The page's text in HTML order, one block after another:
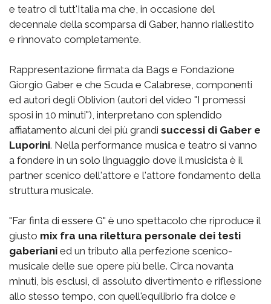
e teatro di tutt'Italia ma che, in occasione del
decennale della scomparsa di Gaber, hanno riallestito
e rinnovato completamente.
Rappresentazione firmata da Bags e Fondazione
Giorgio Gaber e che Scuda e Calabrese, componenti
ed autori degli Oblivion (autori del video "I promessi
sposi in 10 minuti"), interpretano con splendido
affiatamento alcuni dei più grandi successi di Gaber e
Luporini. Nella performance musica e teatro si vanno
a fondere in un solo linguaggio dove il musicista è il
partner scenico dell'attore e l'attore fondamento della
struttura musicale.
"Far finta di essere G" è uno spettacolo che riproduce il
giusto mix fra una rilettura personale dei testi
gaberiani ed un tributo alla perfezione scenico-
musicale delle sue opere più belle. Circa novanta
minuti, bis esclusi, di assoluto divertimento e riflessione
allo stesso tempo, con quell'equilibrio fra dolce e